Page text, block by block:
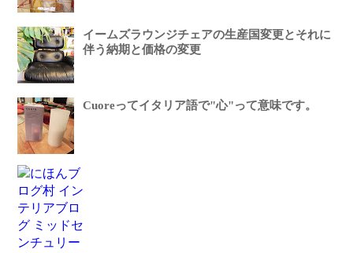
イームズラウンジチェアの生産国変更とそれに
伴う納期と価格の変更
Cuoreってイタリア語で"心"って意味です。